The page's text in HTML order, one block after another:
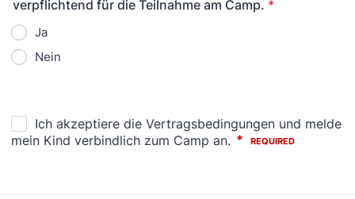
verpflichtend für die Teilnahme am Camp. *
Ja
Nein